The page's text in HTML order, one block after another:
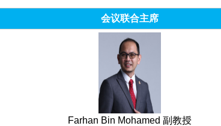
会议联合主席
Farhan Bin Mohamed 副教授